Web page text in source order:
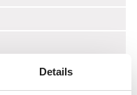
Details